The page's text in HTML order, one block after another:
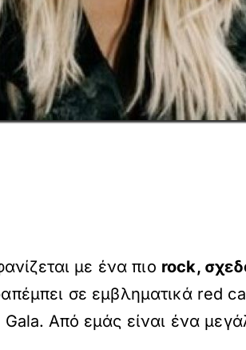
με ένα πιο rock,
σε εμβληματικά red
Από εμάς είναι ένα